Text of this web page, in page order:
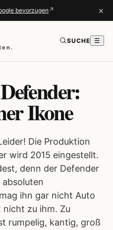
bevorzugen ↗ ×
SUCHE ☰
Ikone
Die Produktion
wird 2015 eingestellt.
denn der Defender
ihn gar nicht Auto
nicht zu ihm. Zu
rumpelig, kantig, groß